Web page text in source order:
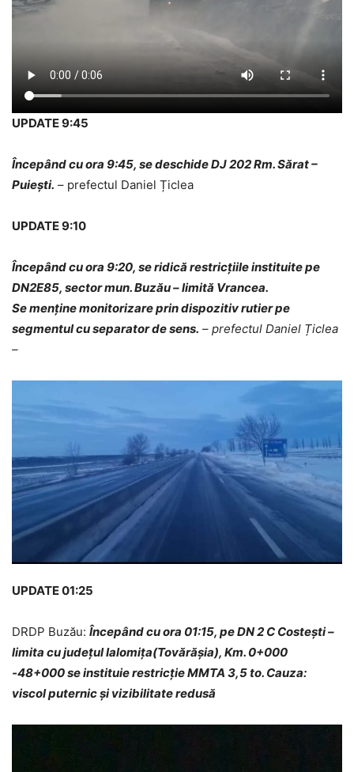
UPDATE 9:45
Începând cu ora 9:45, se deschide DJ 202 Rm. Sărat –
Puiești. – prefectul Daniel Țiclea
UPDATE 9:10
Începând cu ora 9:20, se ridică restricțiile instituite pe
DN2E85, sector mun. Buzău – limită Vrancea.
Se menține monitorizare prin dispozitiv rutier pe
segmentul cu separator de sens. – prefectul Daniel Țiclea
–
UPDATE 01:25
DRDP Buzău: Începând cu ora 01:15, pe DN 2 C Costești –
limita cu județul Ialomița(Tovărășia), Km. 0+000
-48+000 se instituie restricție MMTA 3,5 to. Cauza:
viscol puternic și vizibilitate redusă